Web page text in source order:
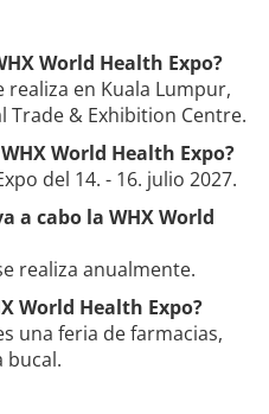
World Health Expo?
realiza en Kuala Lumpur,
Trade & Exhibition Centre.
World Health Expo?
del 14. - 16. julio 2027.
a cabo la WHX World
realiza anualmente.
World Health Expo?
una feria de farmacias,
bucal.